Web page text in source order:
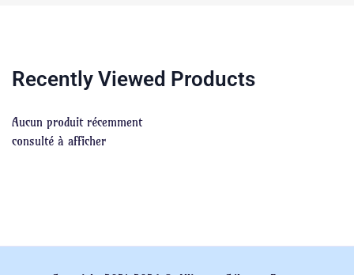
Recently Viewed Products
Aucun produit récemment
consulté à afficher